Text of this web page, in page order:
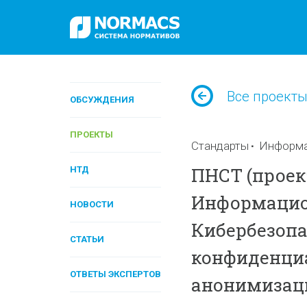
ОБСУЖДЕНИЯ
ПРОЕКТЫ
НТД
НОВОСТИ
СТАТЬИ
ОТВЕТЫ ЭКСПЕРТОВ
Все проекты
Стандарты
ПНСТ